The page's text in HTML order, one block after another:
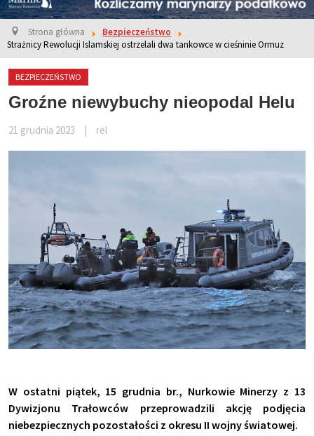
Strona główna
Bezpieczeństwo
Strażnicy Rewolucji Islamskiej ostrzelali dwa tankowce w cieśninie Ormuz
BEZPIECZEŃSTWO
Groźne niewybuchy nieopodal Helu
21 grudnia 2023 rel
W ostatni piątek, 15 grudnia br., Nurkowie Minerzy z 13
Dywizjonu Trałowców przeprowadzili akcję podjęcia
niebezpiecznych pozostałości z okresu II wojny światowej.